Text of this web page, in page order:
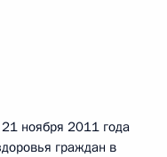
ноября 2011 года
граждан в